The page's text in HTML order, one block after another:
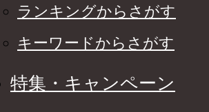
ランキングからさがす
キーワードからさがす
特集・キャンペーン